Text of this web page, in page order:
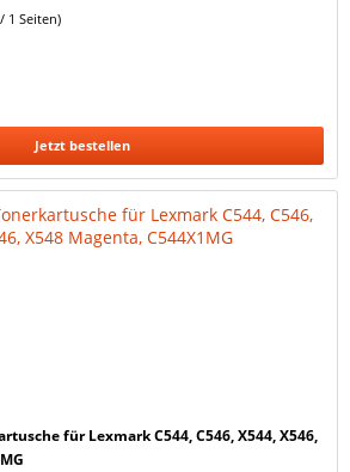
DW, C544 N, C546 DTN Ersetzt
C544X1CG / C544X2CG
1 Seiten)
Jetzt bestellen
für Lexmark C544, C546, X544, X546,